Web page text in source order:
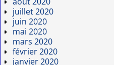
juillet 2020
juin 2020
mai 2020
mars 2020
février 2020
janvier 2020